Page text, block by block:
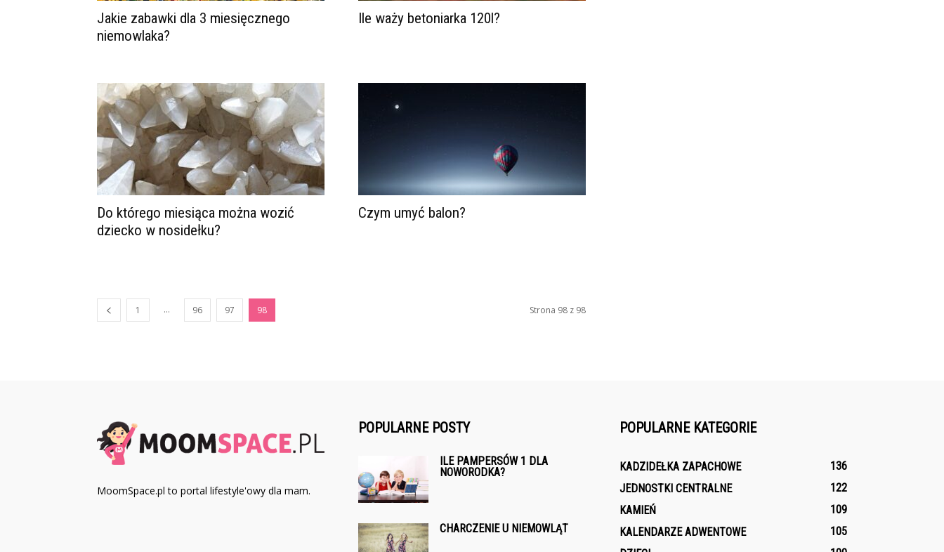
Jakie zabawki dla 3 miesięcznego
niemowlaka?
Ile waży betoniarka 120l?
Do którego miesiąca można wozić
dziecko w nosidełku?
Czym umyć balon?
1 ... 96 97 98 Strona 98 z 98
MoomSpace.pl to portal lifestyle'owy dla mam.
POPULARNE POSTY
ILE PAMPERSÓW 1 DLA
NOWORODKA?
CHARCZENIE U NIEMOWLĄT
POPULARNE KATEGORIE
KADZIDEŁKA ZAPACHOWE
136
JEDNOSTKI CENTRALNE
122
KAMIEŃ
109
KALENDARZE ADWENTOWE
105